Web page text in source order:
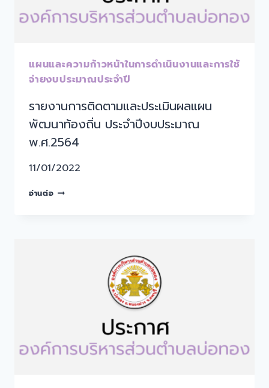
แผนและความก้าวหน้าในการดำเนินงานและการใช้
จ่ายงบประมาณประจำปี
รายงานการติดตามและประเมินผลแผน
พัฒนาท้องถิ่น ประจำปีงบประมาณ
พ.ศ.2564
11/01/2022
อ่านต่อ